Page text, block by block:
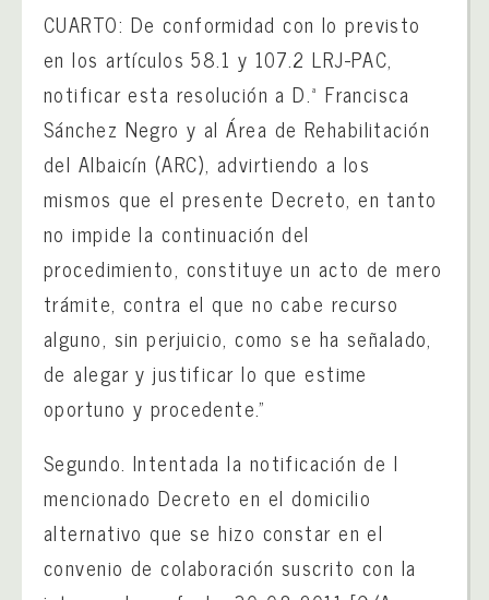
CUARTO: De conformidad con lo previsto
en los artículos 58.1 y 107.2 LRJ-PAC,
notificar esta resolución a D.ª Francisca
Sánchez Negro y al Área de Rehabilitación
del Albaicín (ARC), advirtiendo a los
mismos que el presente Decreto, en tanto
no impide la continuación del
procedimiento, constituye un acto de mero
trámite, contra el que no cabe recurso
alguno, sin perjuicio, como se ha señalado,
de alegar y justificar lo que estime
oportuno y procedente.”
Segundo. Intentada la notificación de l
mencionado Decreto en el domicilio
alternativo que se hizo constar en el
convenio de colaboración suscrito con la